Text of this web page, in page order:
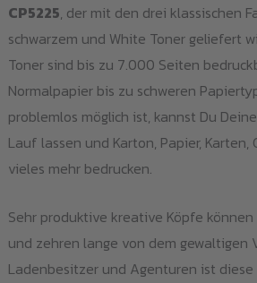
CP5225, der mit den drei klassischen
schwarzem und White Toner geliefert
Toner sind bis zu 7.000 Seiten
Normalpapier bis zu schweren
problemlos möglich ist, kannst Du
Lauf lassen und Karton, Papier, Karten,
vieles mehr bedrucken.
Sehr produktive kreative Köpfe
und zehren lange von dem gewaltigen
Ladenbesitzer und Agenturen ist